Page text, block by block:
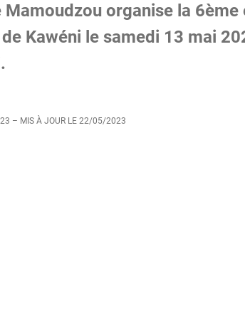
Mamoudzou organise la
Kawéni le samedi 13 mai
– MIS À JOUR LE 22/05/2023